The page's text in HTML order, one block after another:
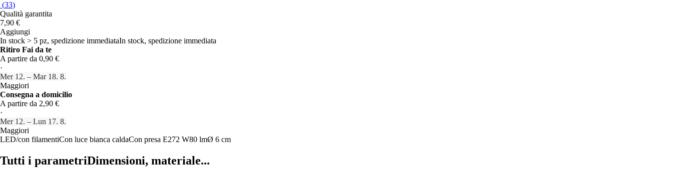
(33)
Qualità garantita
7,90 €
Aggiungi
In stock > 5 pz, spedizione immediataIn stock, spedizione immediata
Ritiro Fai da te
A partire da 0,90 €
·
Mer 12. – Mar 18. 8.
Maggiori
Consegna a domicilio
A partire da 2,90 €
·
Mer 12. – Lun 17. 8.
Maggiori
LED/con filamentiCon luce bianca caldaCon presa E272 W80 lmØ 6 cm
Tutti i parametriDimensioni, materiale...